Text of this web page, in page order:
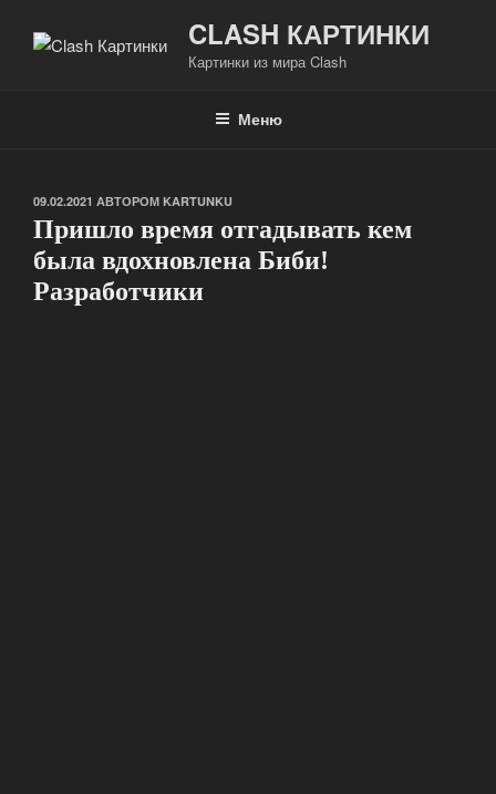
CLASH КАРТИНКИ
Картинки из мира Clash
Меню
ОПУБЛИКОВАНО
09.02.2021 АВТОРОМ KARTUNKU
Пришло время отгадывать кем
была вдохновлена Биби!
Разработчики